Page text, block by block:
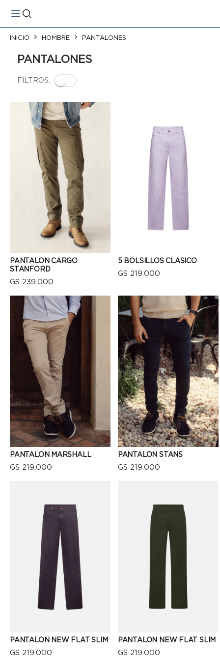
INICIO HOMBRE PANTALONES
PANTALONES
FILTROS:
VISTA RÁPIDA
PANTALON CARGO
STANFORD
GS 239.000
VISTA RÁPIDA
5 BOLSILLOS CLASICO
GS 219.000
VISTA RÁPIDA
PANTALON MARSHALL
GS 219.000
VISTA RÁPIDA
PANTALON STANS
GS 219.000
PANTALON NEW FLAT SLIM
GS 219.000
PANTALON NEW FLAT SLIM
GS 219.000